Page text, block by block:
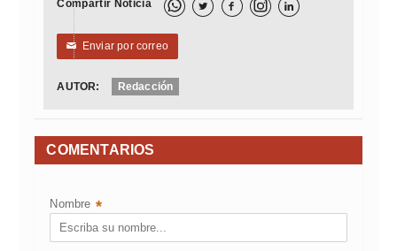
Compartir Noticia   
✉ Enviar por correo
AUTOR: Redacción
COMENTARIOS
Nombre *